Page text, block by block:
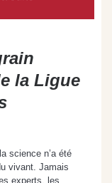
la Ligue
science n’a été
vivant. Jamais
experts, les